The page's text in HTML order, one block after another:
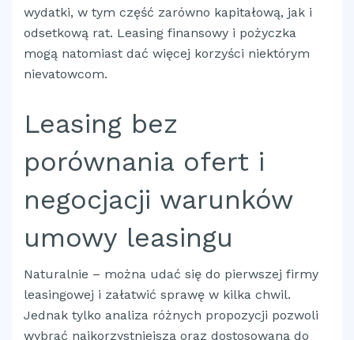
wydatki, w tym część zarówno kapitałową, jak i
odsetkową rat. Leasing finansowy i pożyczka
mogą natomiast dać więcej korzyści niektórym
nievatowcom.
Leasing bez
porównania ofert i
negocjacji warunków
umowy leasingu
Naturalnie – można udać się do pierwszej firmy
leasingowej i załatwić sprawę w kilka chwil.
Jednak tylko analiza różnych propozycji pozwoli
wybrać najkorzystniejszą oraz dostosowaną do